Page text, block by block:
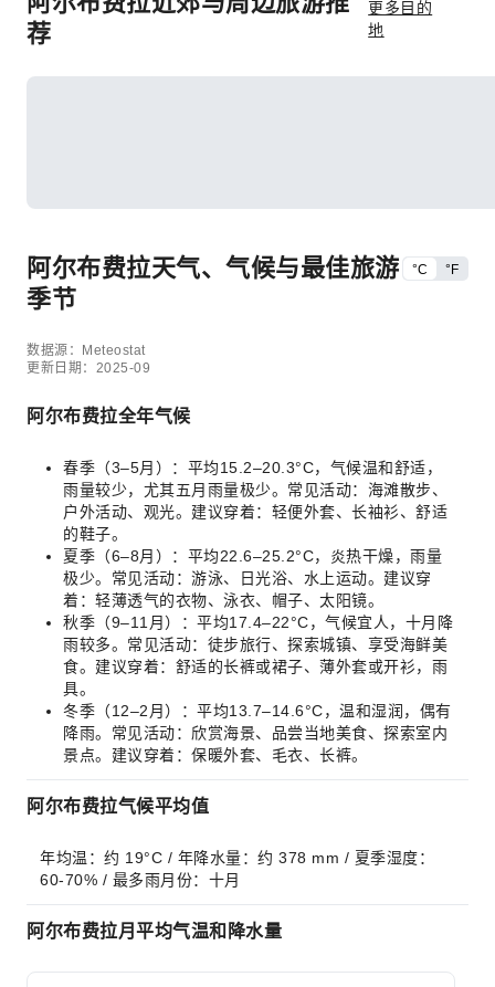
荐
更多目的
地
阿尔布费拉天气、气候与最佳旅游
季节
°C °F
数据源：Meteostat
更新日期：2025-09
阿尔布费拉全年气候
春季（3–5月）：平均15.2–20.3°C，气候温和舒适，
雨量较少，尤其五月雨量极少。常见活动：海滩散步、
户外活动、观光。建议穿着：轻便外套、长袖衫、舒适
的鞋子。
夏季（6–8月）：平均22.6–25.2°C，炎热干燥，雨量
极少。常见活动：游泳、日光浴、水上运动。建议穿
着：轻薄透气的衣物、泳衣、帽子、太阳镜。
秋季（9–11月）：平均17.4–22°C，气候宜人，十月降
雨较多。常见活动：徒步旅行、探索城镇、享受海鲜美
食。建议穿着：舒适的长裤或裙子、薄外套或开衫，雨
具。
冬季（12–2月）：平均13.7–14.6°C，温和湿润，偶有
降雨。常见活动：欣赏海景、品尝当地美食、探索室内
景点。建议穿着：保暖外套、毛衣、长裤。
阿尔布费拉气候平均值
年均温：约 19°C / 年降水量：约 378 mm / 夏季湿度：
60-70% / 最多雨月份：十月
阿尔布费拉月平均气温和降水量